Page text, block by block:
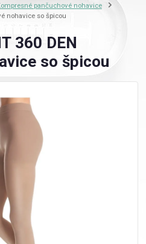
pančuchové nohavice
nohavice so špicou
360 DEN
so špicou